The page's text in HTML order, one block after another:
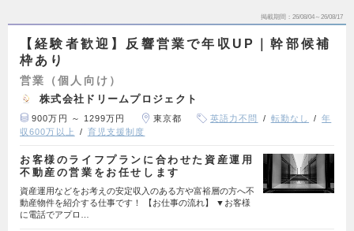
掲載期間 26/08/04～26/08/17
【経験者歓迎】反響営業で年収UP｜幹部候補
枠あり
営業（個人向け）
株式会社ドリームプロジェクト
900万円 ～ 1299万円 東京都 英語力不問 転勤なし
年
収600万以上
育児支援制度
お客様のライフプランに合わせた資産運用
不動産の営業をお任せします
資産運用などをお考えの安定収入のある方や富裕層の方へ不
動産物件を紹介する仕事です！ 【お仕事の流れ】 ▼お客様
に電話でアプロ…